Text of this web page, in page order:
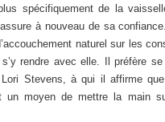
spécifiquement de la
à nouveau de sa
naturel sur les
rendre avec elle. Il préfère
Stevens, à qui il affirme
un moyen de mettre la main